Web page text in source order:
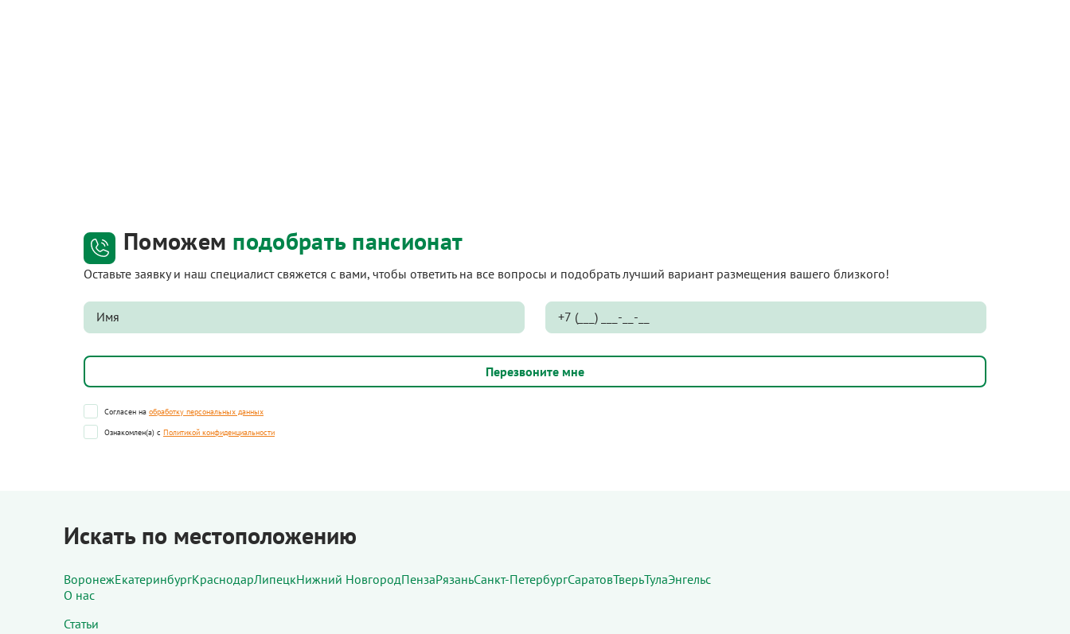
Поможем подобрать пансионат
Оставьте заявку и наш специалист свяжется с вами, чтобы ответить на все вопросы и подобрать лучший вариант размещения вашего близкого!
Согласен на обработку персональных данных
Ознакомлен(а) с Политикой конфиденциальности
Искать по местоположению
ВоронежЕкатеринбургКраснодарЛипецкНижний НовгородПензаРязаньСанкт-ПетербургСаратовТверьТулаЭнгельс
О нас
Статьи